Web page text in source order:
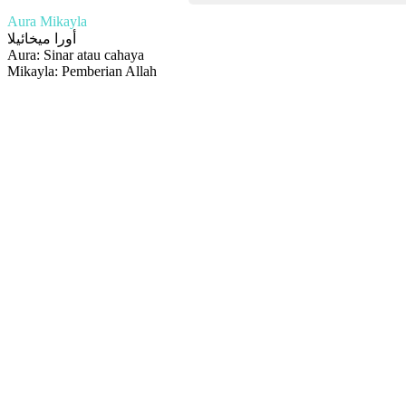
Aura Mikayla
أورا ميخائيلا
Aura: Sinar atau cahaya
Mikayla: Pemberian Allah